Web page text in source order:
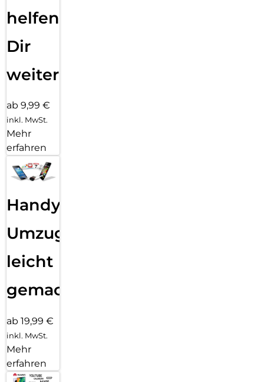
helfen
Dir
weiter
ab 9,99 €
inkl. MwSt.
Mehr
erfahren
Handy
Umzug
leicht
gemacht!
ab 19,99 €
inkl. MwSt.
Mehr
erfahren